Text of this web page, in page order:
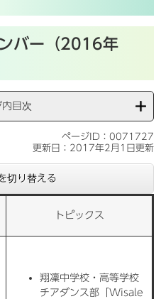
バー（2016年
内目次
ページID：0071727
更新日：2017年2月1日更新
切り替える
トピックス
翔凜中学校・高等学校
チアダンス部「Wisale